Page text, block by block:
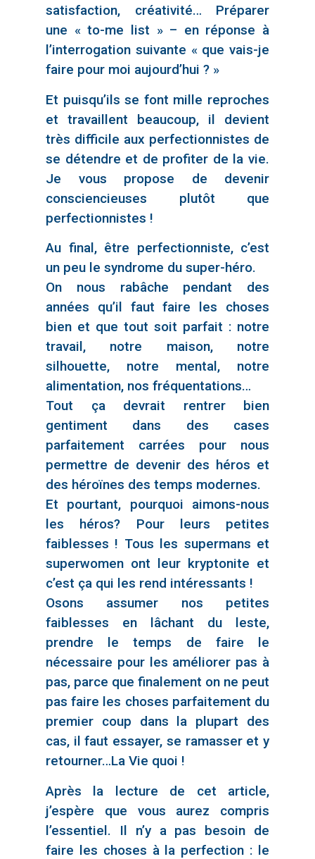
satisfaction, créativité… Préparer
une « to-me list » – en réponse à
l’interrogation suivante « que vais-je
faire pour moi aujourd’hui ? »
Et puisqu’ils se font mille reproches
et travaillent beaucoup, il devient
très difficile aux perfectionnistes de
se détendre et de profiter de la vie.
Je vous propose de devenir
consciencieuses plutôt que
perfectionnistes !
Au final, être perfectionniste, c’est
un peu le syndrome du super-héro.
On nous rabâche pendant des
années qu’il faut faire les choses
bien et que tout soit parfait : notre
travail, notre maison, notre
silhouette, notre mental, notre
alimentation, nos fréquentations…
Tout ça devrait rentrer bien
gentiment dans des cases
parfaitement carrées pour nous
permettre de devenir des héros et
des héroïnes des temps modernes.
Et pourtant, pourquoi aimons-nous
les héros? Pour leurs petites
faiblesses ! Tous les supermans et
superwomen ont leur kryptonite et
c’est ça qui les rend intéressants !
Osons assumer nos petites
faiblesses en lâchant du leste,
prendre le temps de faire le
nécessaire pour les améliorer pas à
pas, parce que finalement on ne peut
pas faire les choses parfaitement du
premier coup dans la plupart des
cas, il faut essayer, se ramasser et y
retourner…La Vie quoi !
Après la lecture de cet article,
j’espère que vous aurez compris
l’essentiel. Il n’y a pas besoin de
faire les choses à la perfection : le